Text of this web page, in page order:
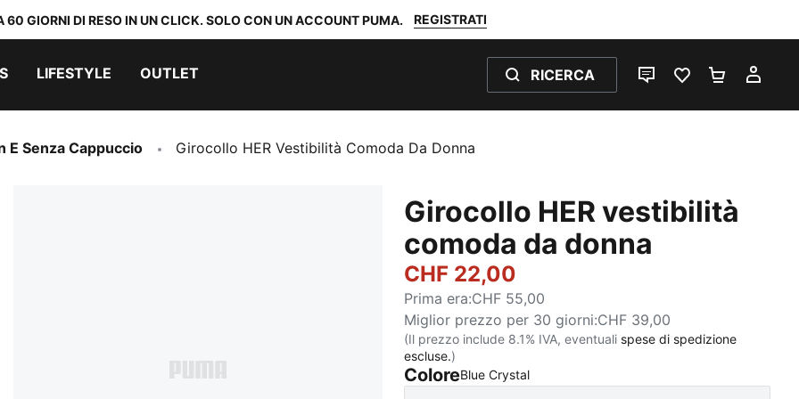
60 GIORNI DI RESO IN UN CLICK. SOLO CON UN ACCOUNT PUMA. REGISTRATI
LIFESTYLE OUTLET RICERCA
CHAT PREFERITI 0
E Senza Cappuccio Girocollo HER Vestibilità Comoda Da Donna
Girocollo HER vestibilità
comoda da donna
CHF 22,00
Prima era:CHF 55,00
Miglior prezzo per 30 giorni:CHF 39,00
(Il prezzo include 8.1% IVA, eventuali spese di spedizione
escluse.)
ColoreBlue Crystal: